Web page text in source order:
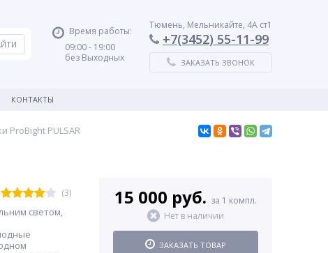
Время работы:
09:00 - 19:00
без Выходных
Тюмень, Мельникайте, 4А ст1
+7(3452) 55-11-99
ЗАКАЗАТЬ ЗВОНОК
КОНТАКТЫ
ProBight PULSAR
(3)
светом,
15 000 руб. за 1 компл.
Нет в наличии
ЗАКАЗАТЬ ТОВАР